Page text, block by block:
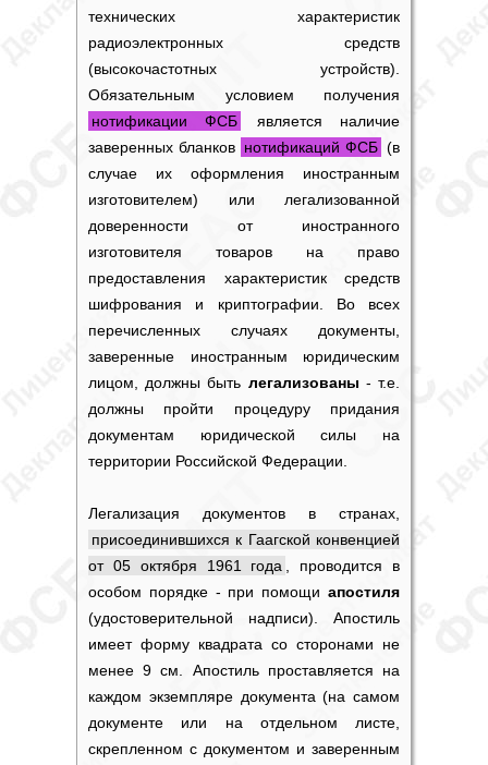
технических характеристик
радиоэлектронных средств
(высокочастотных устройств).
Обязательным условием получения
нотификации ФСБ
является наличие
заверенных бланков нотификаций ФСБ (в
случае их оформления иностранным
изготовителем) или легализованной
доверенности от иностранного
изготовителя товаров на право
предоставления характеристик средств
шифрования и криптографии. Во всех
перечисленных случаях документы,
заверенные иностранным юридическим
лицом, должны быть легализованы - т.е.
должны пройти процедуру придания
документам юридической силы на
территории Российской Федерации.
Легализация документов в странах,
присоединившихся к Гаагской конвенцией
от 05 октября 1961 года
, проводится в
особом порядке - при помощи апостиля
(удостоверительной надписи). Апостиль
имеет форму квадрата со сторонами не
менее 9 см. Апостиль проставляется на
каждом экземпляре документа (на самом
документе или на отдельном листе,
скрепленном с документом и заверенным